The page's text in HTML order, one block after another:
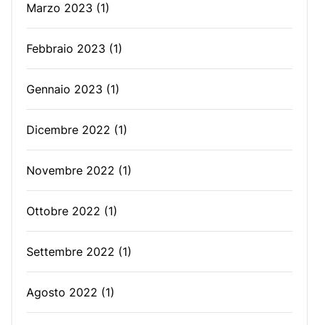
Marzo 2023 (1)
Febbraio 2023 (1)
Gennaio 2023 (1)
Dicembre 2022 (1)
Novembre 2022 (1)
Ottobre 2022 (1)
Settembre 2022 (1)
Agosto 2022 (1)